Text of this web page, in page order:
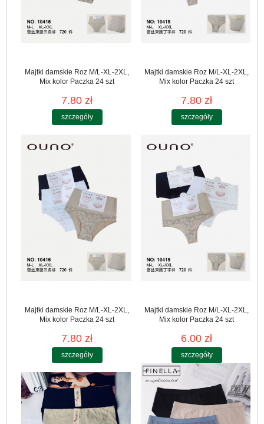
Majtki damskie Roz M/L-XL-2XL,
Mix kolor Paczka 24 szt
7.80 zł
szczegóły
Majtki damskie Roz M/L-XL-2XL,
Mix kolor Paczka 24 szt
7.80 zł
szczegóły
Majtki damskie Roz M/L-XL-2XL,
Mix kolor Paczka 24 szt
7.80 zł
szczegóły
Majtki damskie Roz M/L-XL-2XL,
Mix kolor Paczka 24 szt
6.00 zł
szczegóły